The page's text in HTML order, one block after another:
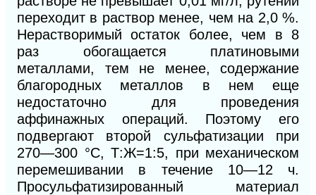
переходит в раствор менее, чем на 2,0 %.
Нерастворимый остаток более, чем в 8
раз обогащается платиновыми
металлами, тем не менее, содержание
благородных металлов в нем еще
недостаточно для проведения
аффинажных операций. Поэтому его
подвергают второй сульфатизации при
270—300 °С, Т:Ж=1:5, при механическом
перемешивании в течение 10—12 ч.
Просульфатизированный материал